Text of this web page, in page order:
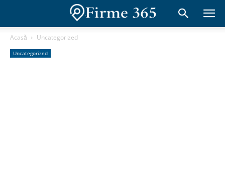
Acasă Uncategorized
Uncategorized